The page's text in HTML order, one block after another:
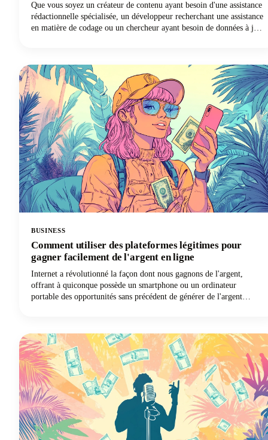
Que vous soyez un créateur de contenu ayant besoin d'une assistance
rédactionnelle spécialisée, un développeur recherchant une assistance
en matière de codage ou un chercheur ayant besoin de données à jour
fonctionnalités exceptionnelles et vous aidons à découvrir quelle
alternative à ChatGPT transformera votre façon de travailler.
BUSINESS
Comment utiliser des plateformes légitimes pour
gagner facilement de l'argent en ligne
Internet a révolutionné la façon dont nous gagnons de l'argent,
offrant à quiconque possède un smartphone ou un ordinateur
portable des opportunités sans précédent de générer de l'argent
perdre du temps peut sembler accablant. C'est pourquoi nous avons
élaboré ce guide complet pour vous aider à identifier des plateformes
fiables et à commencer à gagner de l'argent de la bonne façon. Nous
partagerons également des attentes réalistes et des stratégies
éprouvées qui fonctionnent réellement. Allons-y pour que tu puisses
gagner de l'argent !